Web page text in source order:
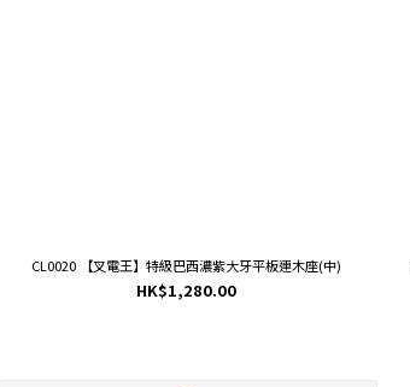
CL0020 【叉電王】特級巴西濃紫大牙平板連木座(中)
HK$1,280.00